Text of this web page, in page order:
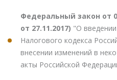
Федеральный закон от
от 27.11.2017) "О
Налогового кодекса
внесении изменений в
акты Российской